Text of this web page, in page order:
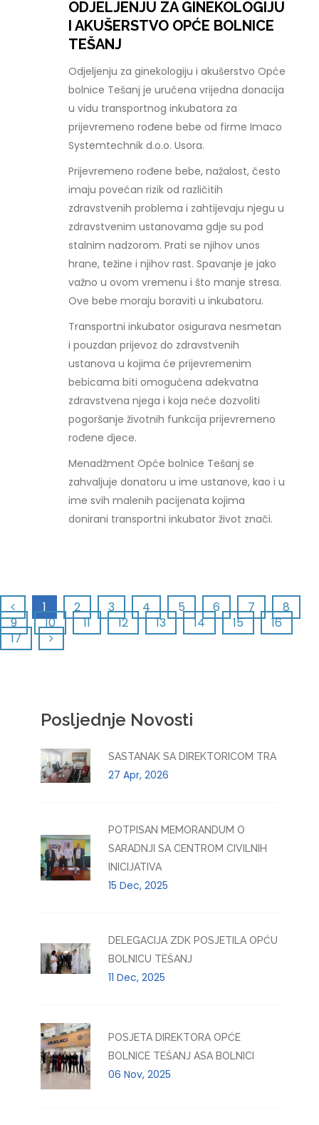
ODJELJENJU ZA GINEKOLOGIJU
I AKUŠERSTVO OPĆE BOLNICE
TEŠANJ
Odjeljenju za ginekologiju i akušerstvo Opće
bolnice Tešanj je uručena vrijedna donacija
u vidu transportnog inkubatora za
prijevremeno rođene bebe od firme Imaco
Systemtechnik d.o.o. Usora.
Prijevremeno rođene bebe, nažalost, često
imaju povećan rizik od različitih
zdravstvenih problema i zahtijevaju njegu u
zdravstvenim ustanovama gdje su pod
stalnim nadzorom. Prati se njihov unos
hrane, težine i njihov rast. Spavanje je jako
važno u ovom vremenu i što manje stresa.
Ove bebe moraju boraviti u inkubatoru.
Transportni inkubator osigurava nesmetan
i pouzdan prijevoz do zdravstvenih
ustanova u kojima će prijevremenim
bebicama biti omogućena adekvatna
zdravstvena njega i koja neće dozvoliti
pogoršanje životnih funkcija prijevremeno
rođene djece.
Menadžment Opće bolnice Tešanj se
zahvaljuje donatoru u ime ustanove, kao i u
ime svih malenih pacijenata kojima
donirani transportni inkubator život znači.
1 2 3 4 5 6 7
8
9
10 11 12 13 14 15
16
17
Posljednje Novosti
SASTANAK SA DIREKTORICOM TRA
27 Apr, 2026
POTPISAN MEMORANDUM O
SARADNJI SA CENTROM CIVILNIH
INICIJATIVA
15 Dec, 2025
DELEGACIJA ZDK POSJETILA OPĆU
BOLNICU TEŠANJ
11 Dec, 2025
POSJETA DIREKTORA OPĆE
BOLNICE TEŠANJ ASA BOLNICI
06 Nov, 2025